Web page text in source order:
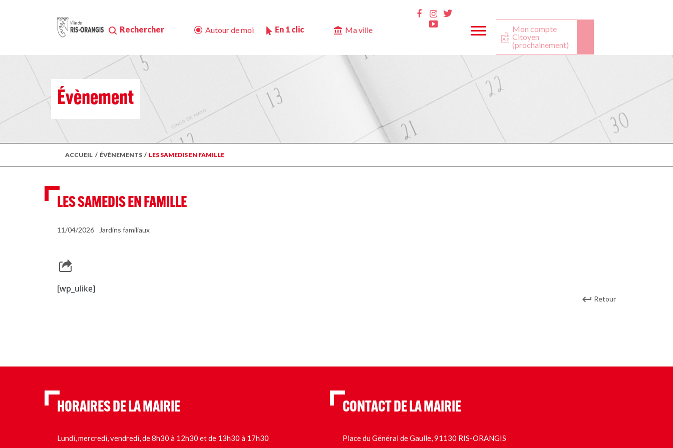
Rechercher Autour de moi En 1 clic Ma ville
Facebook
InstaTwitter
Youtube
Mon compte
Citoyen
(prochainement)
Évènement
ACCUEIL / ÉVÈNEMENTS / LES SAMEDIS EN FAMILLE
LES SAMEDIS EN FAMILLE
11/04/2026 Jardins familiaux
[wp_ulike]
Retour
HORAIRES DE LA MAIRIE
Lundi, mercredi, vendredi, de 8h30 à 12h30 et de 13h30 à 17h30
CONTACT DE LA MAIRIE
Place du Général de Gaulle, 91130 RIS-ORANGIS